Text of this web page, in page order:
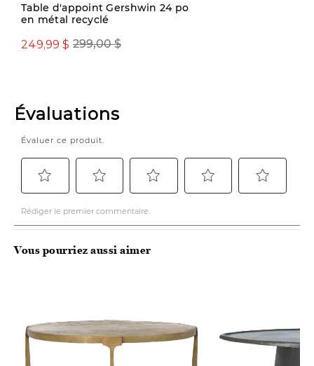
Table d'appoint Gershwin 24 po
en métal recyclé
299,00 $
249,99 $
Vous pourriez aussi aimer